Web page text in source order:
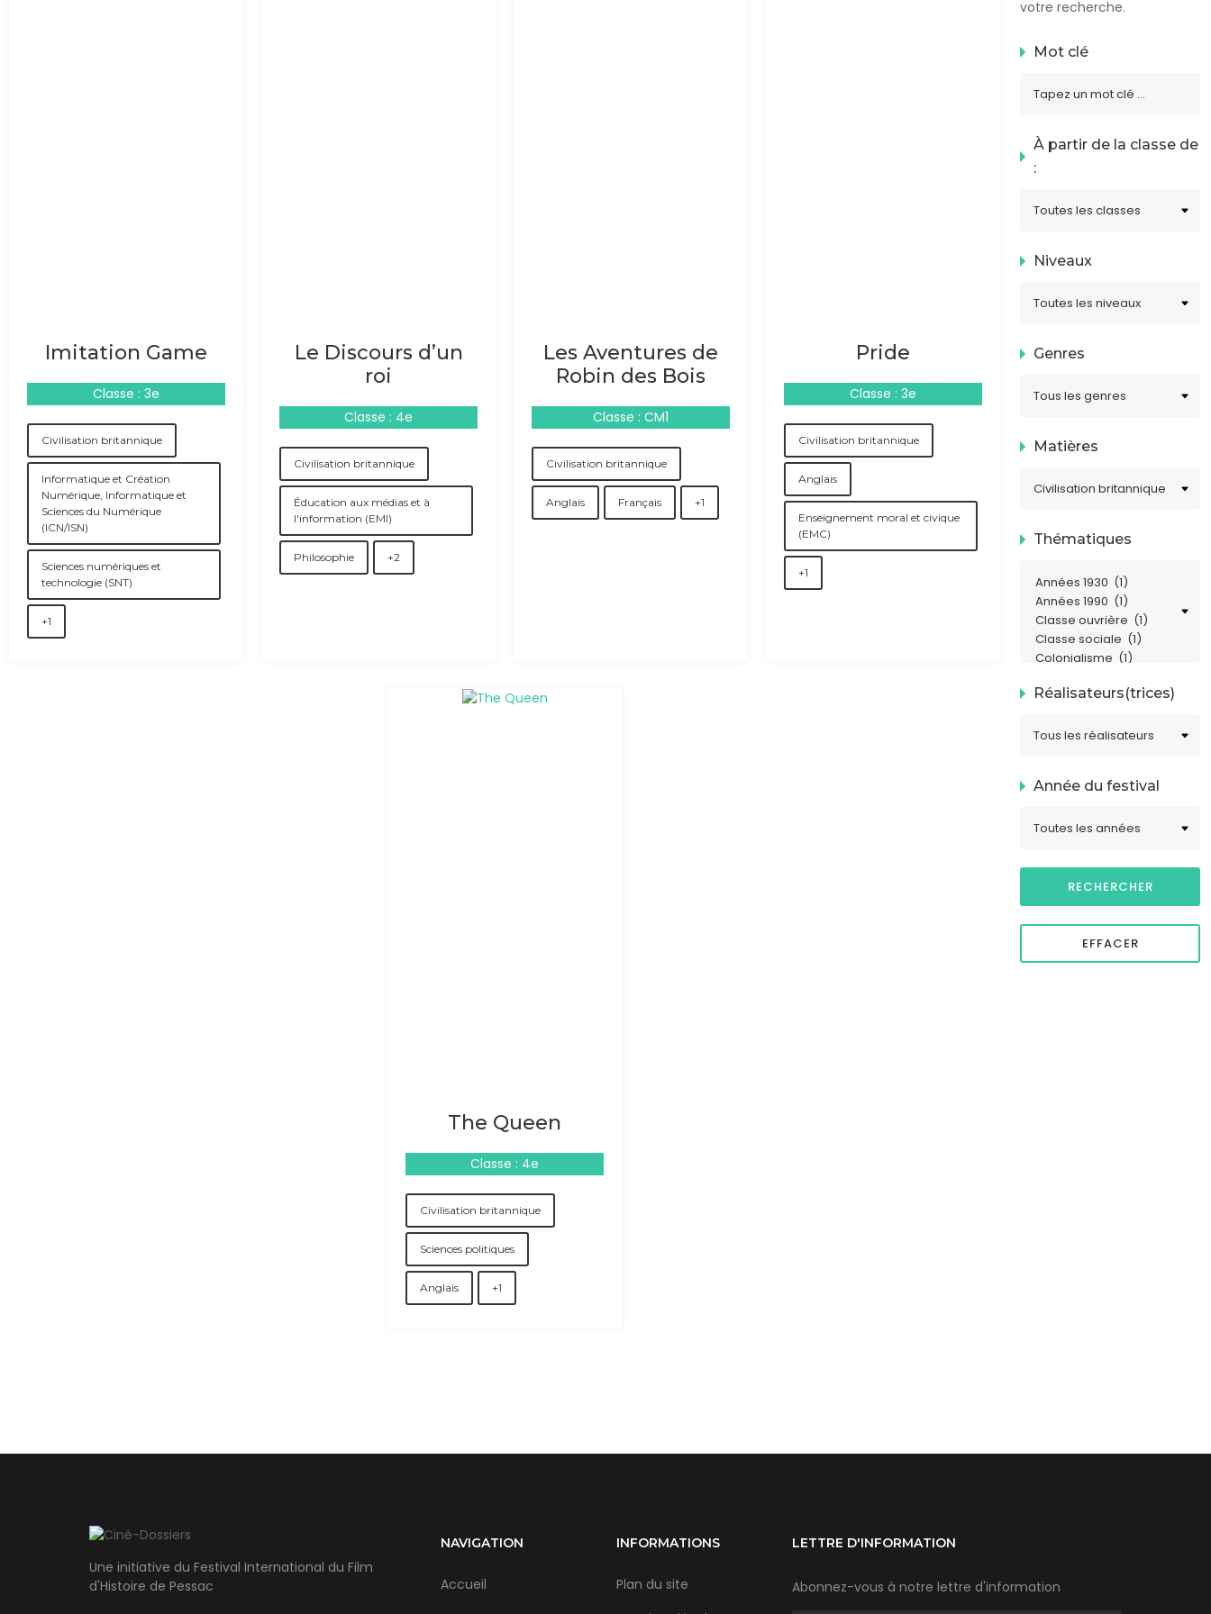
Imitation Game
Classe : 3e
Civilisation britannique
Informatique et Création
Numérique, Informatique et
Sciences du Numérique
(ICN/ISN)
Sciences numériques et
technologie (SNT)
+1
Le Discours d’un
roi
Classe : 4e
Civilisation britannique
Éducation aux médias et à
l'information (EMI)
Philosophie +2
Les Aventures de
Robin des Bois
Classe : CM1
Civilisation britannique
Anglais Français +1
Pride
Classe : 3e
Civilisation britannique
Anglais
Enseignement moral et civique
(EMC)
+1
The Queen
Classe : 4e
Civilisation britannique
Sciences politiques
Anglais +1
votre recherche.
Mot clé
À partir de la classe de
:
Niveaux
Genres
Matières
Thématiques
Réalisateurs(trices)
Année du festival
Une initiative du Festival International du Film
d'Histoire de Pessac
NAVIGATION
Accueil
INFORMATIONS
Plan du site
LETTRE D'INFORMATION
Abonnez-vous à notre lettre d'information